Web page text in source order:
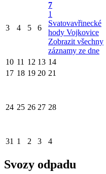
3 4 5 6
7
1
Svatovavřinecké
hody Vojkovice
Zobrazit všechny
záznamy ze dne
10 11 12 13 14
17 18 19 20 21
24 25 26 27 28
31 1 2 3 4
Svozy odpadu